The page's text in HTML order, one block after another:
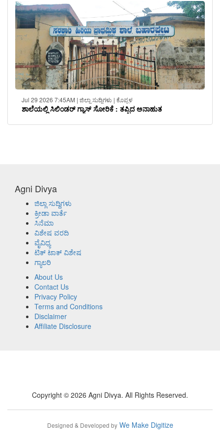
Jul 29 2026 7:45AM | ಜಿಲ್ಲಾ ಸುದ್ದಿಗಳು | ಕೊಪ್ಪಳ
ಶಾಲೆಯಲ್ಲಿ ಸಿಲಿಂಡರ್ ಗ್ಯಾಸ್ ಸೋರಿಕೆ : ತಪ್ಪಿದ ಅನಾಹುತ
Agni Divya
ಜಿಲ್ಲಾ ಸುದ್ದಿಗಳು
ಕ್ರೀಡಾ ವಾರ್ತೆ
ಸಿನೆಮಾ
ವಿಶೇಷ ವರದಿ
ವೈವಿಧ್ಯ
ಟಿಕ್ ಟಾಕ್ ವಿಶೇಷ
ಗ್ಯಾಲರಿ
About Us
Contact Us
Privacy Policy
Terms and Conditions
Disclaimer
Affiliate Disclosure
Copyright © 2026 Agni Divya. All Rights Reserved.
Designed & Developed byWe Make Digitize